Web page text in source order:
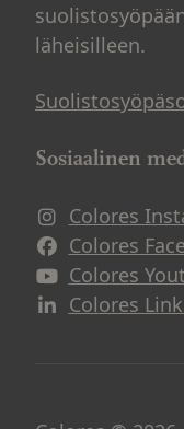
läheisilleen.
Sosiaalinen
Colores
Avautuu
Colores
Avautuu
Colores
Avautuu uuteen
Colores
Avautuu uuteen